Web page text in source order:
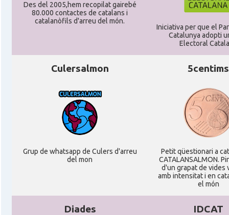
Des del 2005,hem recopilat gairebé
80.000 contactes de catalans i
catalanòfils d'arreu del món.
Iniciativa per que el
Catalunya adopti
Electoral
Culersalmon
Grup de whatsapp de Culers d'arreu
del mon
5centims
Petit qüestionari a
CATALANSALMON.
d'un grapat de vides
amb intensitat i en
el món
Diades IDCAT